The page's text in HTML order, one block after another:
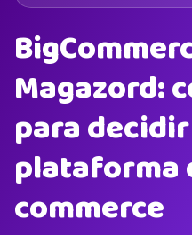
Magazord:
para
plataforma
commerce